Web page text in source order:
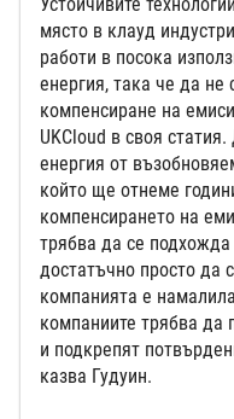
Устойчивите
място в клауд
работи в посока
енергия, така че да не
компенсиране на
UKCloud в своя
енергия от
който ще отнеме
компенсирането на
трябва да се
достатъчно просто да
компанията е
компаниите трябва да
и подкрепят
казва Гудуин.